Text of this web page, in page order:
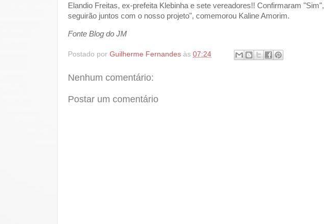
Elandio Freitas, ex-prefeita Klebinha e sete vereadores!! Confirmaram "Sim",
seguirão juntos com o nosso projeto", comemorou Kaline Amorim.
Fonte Blog do JM
Postado por Guilherme Fernandes às 07:24
Nenhum comentário:
Postar um comentário